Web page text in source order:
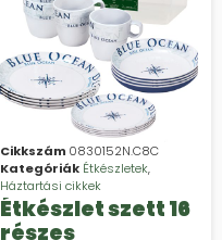
Cikkszám 0830152N.C8C
Kategóriák Étkészletek,
Háztartási cikkek
Étkészlet szett 16
részes